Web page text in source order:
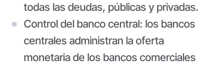
todas las deudas, públicas y privadas.
Control del banco central: los bancos
centrales administran la oferta
monetaria de los bancos comerciales